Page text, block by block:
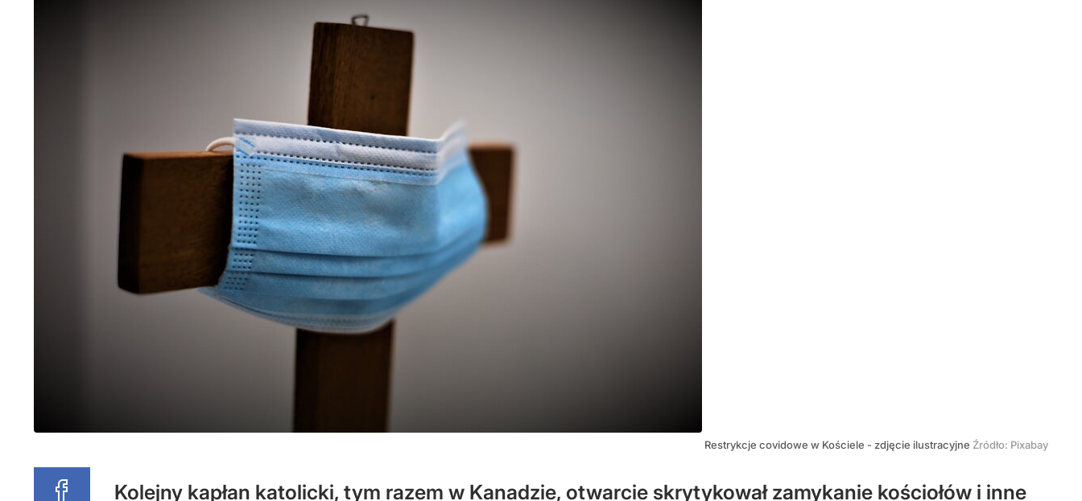
Restrykcje covidowe w Kościele - zdjęcie ilustracyjne Źródło: Pixabay
Kolejny kapłan katolicki, tym razem w Kanadzie, otwarcie skrytykował zamykanie kościołów i inne